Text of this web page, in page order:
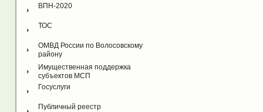
ВПН-2020
ТОС
ОМВД России по Волосовскому
району
Имущественная поддержка
субъектов МСП
Госуслуги
Публичный реестр